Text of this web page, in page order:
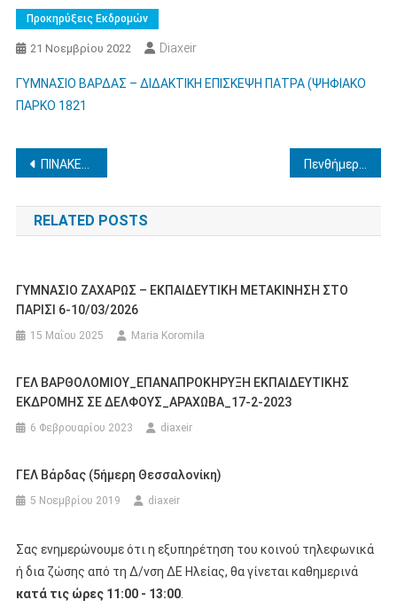
Προκηρύξεις Εκδρομών
21 Νοεμβρίου 2022 Diaxeir
ΓΥΜΝΑΣΙΟ ΒΑΡΔΑΣ – ΔΙΔΑΚΤΙΚΗ ΕΠΙΣΚΕΨΗ ΠΑΤΡΑ (ΨΗΦΙΑΚΟ
ΠΑΡΚΟ 1821
Πλοήγηση
άρθρων
ΠΙΝΑΚΕΣ ΑΙΤΟΥΝΤΩΝ ΜΕΤΑΘΕΣΗ
RELATED POSTS
ΓΥΜΝΑΣΙΟ ΖΑΧΑΡΩΣ – ΕΚΠΑΙΔΕΥΤΙΚΗ ΜΕΤΑΚΙΝΗΣΗ ΣΤΟ
ΠΑΡΙΣΙ 6-10/03/2026
15 Μαΐου 2025 Maria Koromila
ΓΕΛ ΒΑΡΘΟΛΟΜΙΟΥ_ΕΠΑΝΑΠΡΟΚΗΡΥΞΗ ΕΚΠΑΙΔΕΥΤΙΚΗΣ
ΕΚΔΡΟΜΗΣ ΣΕ ΔΕΛΦΟΥΣ_ΑΡΑΧΩΒΑ_17-2-2023
6 Φεβρουαρίου 2023 diaxeir
ΓΕΛ Βάρδας (5ήμερη Θεσσαλονίκη)
5 Νοεμβρίου 2019 diaxeir
Σας ενημερώνουμε ότι η εξυπηρέτηση του κοινού τηλεφωνικά
ή δια ζώσης από τη Δ/νση ΔΕ Ηλείας, θα γίνεται καθημερινά
κατά τις ώρες 11:00 - 13:00.